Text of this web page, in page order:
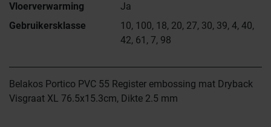
Vloerverwarming
Ja
Gebruikersklasse
10, 100, 18, 20, 27, 30, 39, 4, 40,
42, 61, 7, 98
Belakos Portico PVC 55 Register embossing mat Dryback
Visgraat XL 76.5x15.3cm, Dikte 2.5 mm